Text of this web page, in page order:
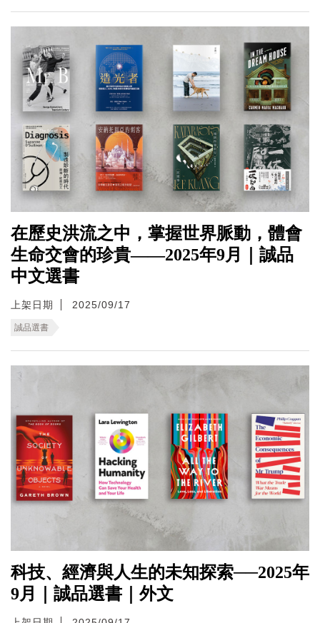
在歷史洪流之中，掌握世界脈動，體會
生命交會的珍貴——2025年9月｜誠品
中文選書
上架日期 2025/09/17
誠品選書
科技、經濟與人生的未知探索──2025年
9月｜誠品選書｜外文